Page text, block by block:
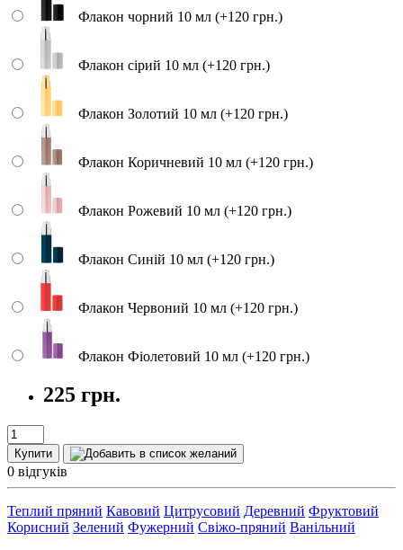
Флакон чорний 10 мл (+120 грн.)
Флакон сірий 10 мл (+120 грн.)
Флакон Золотий 10 мл (+120 грн.)
Флакон Коричневий 10 мл (+120 грн.)
Флакон Рожевий 10 мл (+120 грн.)
Флакон Синій 10 мл (+120 грн.)
Флакон Червоний 10 мл (+120 грн.)
Флакон Фіолетовий 10 мл (+120 грн.)
225 грн.
Купити
0 відгуків
Теплий пряний Кавовий Цитрусовий Деревний Фруктовий
Корисний Зелений Фужерний Свіжо-пряний Ванільний